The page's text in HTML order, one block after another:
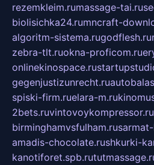
rezemkleim.rumassage-tai.ru
biolisichka24.rumncraft-
algoritm-sistema.rugodflesh.ru
zebra-tlt.ruokna-proficom.ru
onlinekinospace.ru
gegenjustizunrecht.ru
spiski-firm.ruelara-m.ru
2bets.ruvintovoykompressor.ru
birminghamvsfulham.ru
amadis-chocolate.rushkurki-
kanotiforet.spb.ru